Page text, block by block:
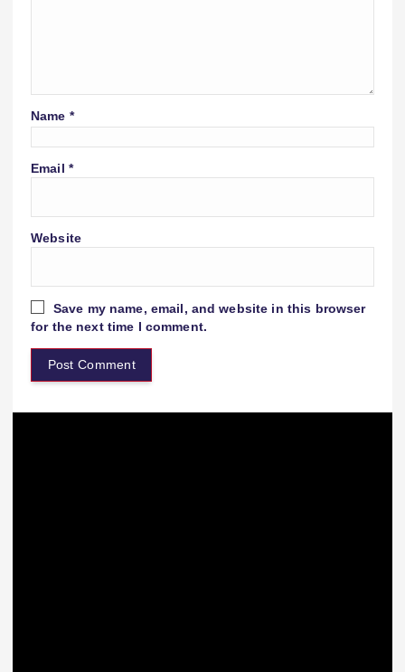
Name *
Email *
Website
Save my name, email, and website in this browser
for the next time I comment.